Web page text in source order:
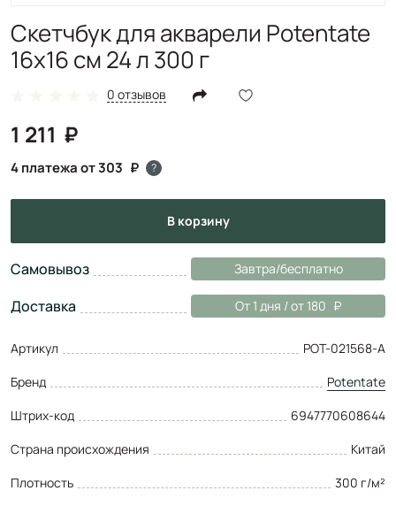
Cкетчбук для акварели Potentate
16х16 см 24 л 300 г
0 отзывов
1 211
4 платежа от 303 ?
в корзину
Самовывоз Завтра/бесплатно
Доставка От 1 дня / от 180
Артикул
POT-021568-A
Бренд
Potentate
Штрих-код
6947770608644
Страна происхождения
Китай
Плотность
300 г/м²